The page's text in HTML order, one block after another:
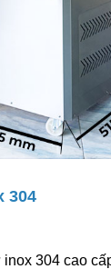
304
304 cao